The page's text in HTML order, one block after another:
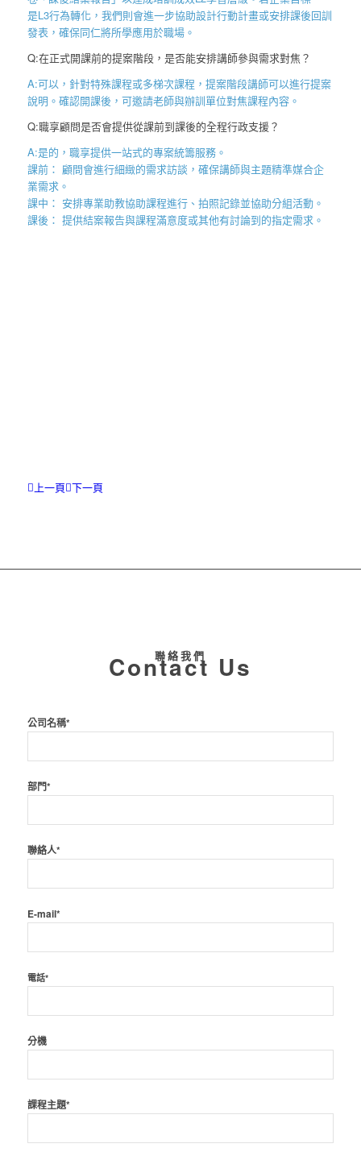
是L3行為轉化，我們則會進一步協助設計行動計畫或安排課後回訓
發表，確保同仁將所學應用於職場。
Q:在正式開課前的提案階段，是否能安排講師參與需求對焦？
A:可以，針對特殊課程或多梯次課程，提案階段講師可以進行提案
說明。確認開課後，可邀請老師與辦訓單位對焦課程內容。
Q:職享顧問是否會提供從課前到課後的全程行政支援？
A:是的，職享提供一站式的專案統籌服務。
課前： 顧問會進行細緻的需求訪談，確保講師與主題精準媒合企
業需求。
課中： 安排專業助教協助課程進行、拍照記錄並協助分組活動。
課後： 提供結案報告與課程滿意度或其他有討論到的指定需求。
上一頁 下一頁
聯絡我們
Contact Us
公司名稱*
部門*
聯絡人*
E-mail*
電話*
分機
課程主題*